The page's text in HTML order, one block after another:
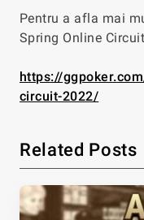
Pentru a afla mai
Spring Online
https://
circuit-2022/
Related Posts